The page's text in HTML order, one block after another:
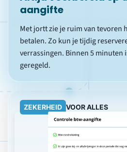
Controle door de
Voordat je de btw-aangifte
Boekhoudbot je hele
aangifte: Geen fouten, geen
automatisch verwerkt.
VOOR AANGIFTE